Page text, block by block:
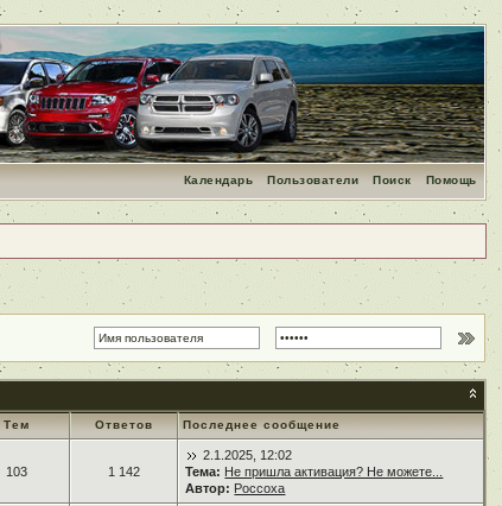
Помощь
Поиск
Пользователи
Календарь
Тем Ответов Последнее сообщение
103 1 142
2.1.2025, 12:02
Тема: Не пришла активация? Не можете...
Автор: Россоха